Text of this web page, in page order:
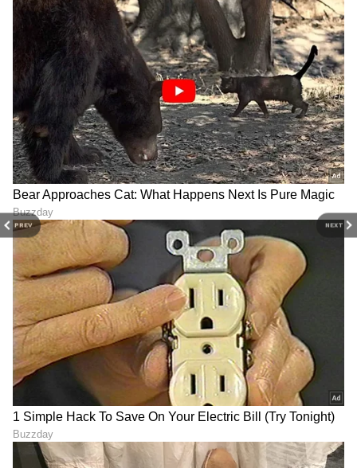
PREV NEXT
ಶತ್ರುಗಳು, ರೋಗಗಳು ಮತ್ತು ಸಾಲದ ಸಮಸ್ಯೆಗಳಿಂದ ನೀವು
ಹೆಚ್ಚಿನ ಪ್ರಮಾಣದಲ್ಲಿ ಮುಕ್ತರಾಗುತ್ತೀರಿ. ಈಗ ಕೈಗೊಳ್ಳುವ
ಯಾವುದೇ ಪ್ರಯತ್ನವು ವಿಫಲವಾಗದೆ ಯಶಸ್ವಿಯಾಗುವ
ಸಾಧ್ಯತೆಯಿದೆ. ಆದಾಯವು ಹಲವು ವಿಧಗಳಲ್ಲಿ ಹೆಚ್ಚಾಗುತ್ತದೆ
ಮತ್ತು ಪ್ರಮುಖ ಅಗತ್ಯಗಳು ಈಡೇರುತ್ತವೆ. ಮನೆ ಮತ್ತು
ವಾಹನ ಯೋಗಗಳು ಕುಸಿಯುತ್ತವೆ. ನೀವು ಬಹಳಷ್ಟು ಒಳ್ಳೆಯ
ಸುದ್ದಿಗಳನ್ನು ಕೇಳುವಿರಿ.
6
6